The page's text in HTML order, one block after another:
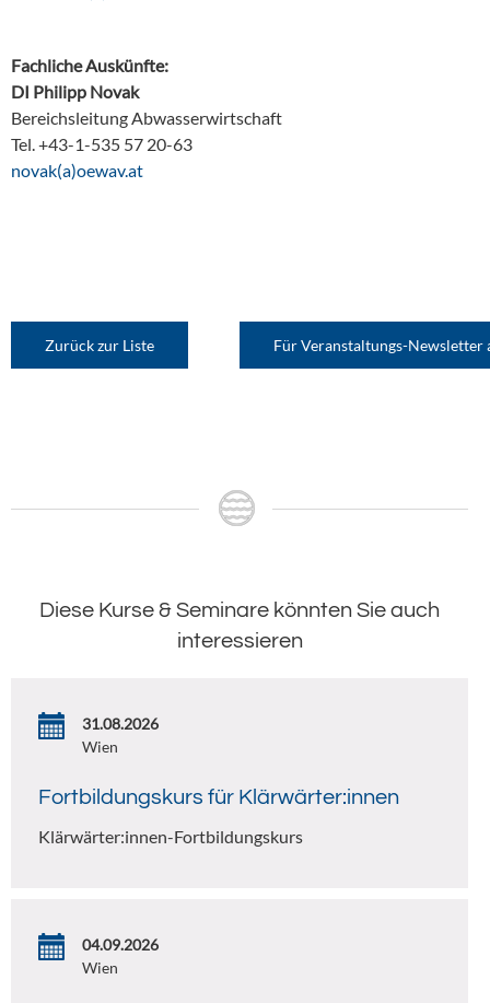
Fachliche Auskünfte:
DI Philipp Novak
Bereichsleitung Abwasserwirtschaft
Tel. +43-1-535 57 20-63
ta.vaweo(a)kavon
Zurück zur Liste Für Veranstaltungs-Newsletter
Diese Kurse & Seminare könnten Sie auch
interessieren
31.08.2026
Wien
Fortbildungskurs für Klärwärter:innen
Klärwärter:innen-Fortbildungskurs
04.09.2026
Wien